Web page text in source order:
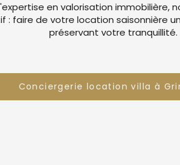
en valorisation immobilière,
: faire de votre location saisonnière
préservant votre tranquillité.
Conciergerie location villa à